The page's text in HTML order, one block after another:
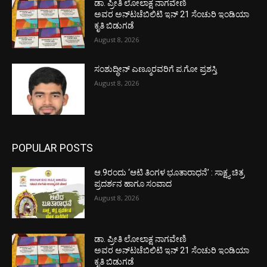
ಡಾ. ಪ್ರೀತಿ ಲೋಲಾಕ್ಷ ನಾಗವೇಣಿ
ಅವರ ಅನ್‌ಟಚೆಬಿಲಿಟಿ ಇನ್ 21 ಸೆಂಚುರಿ ಇಂಡಿಯಾ
ಕೃತಿ ಬಿಡುಗಡೆ
August 8, 2026
ಸಂಶುದ್ಧೀನ್ ಎಣ್ಮೂರವರಿಗೆ ಪ.ಗೋ ಪ್ರಶಸ್ತಿ
August 8, 2026
POPULAR POSTS
ಆ.9ರಂದು ‘ಆಟಿ ತಿಂಗಳ ಭೂತಾರಾಧನೆ’ : ಸಾಕ್ಷ್ಯ ಚಿತ್ರ
ಪ್ರದರ್ಶನ ಹಾಗೂ ಸಂವಾದ
August 8, 2026
ಡಾ. ಪ್ರೀತಿ ಲೋಲಾಕ್ಷ ನಾಗವೇಣಿ
ಅವರ ಅನ್‌ಟಚೆಬಿಲಿಟಿ ಇನ್ 21 ಸೆಂಚುರಿ ಇಂಡಿಯಾ
ಕೃತಿ ಬಿಡುಗಡೆ